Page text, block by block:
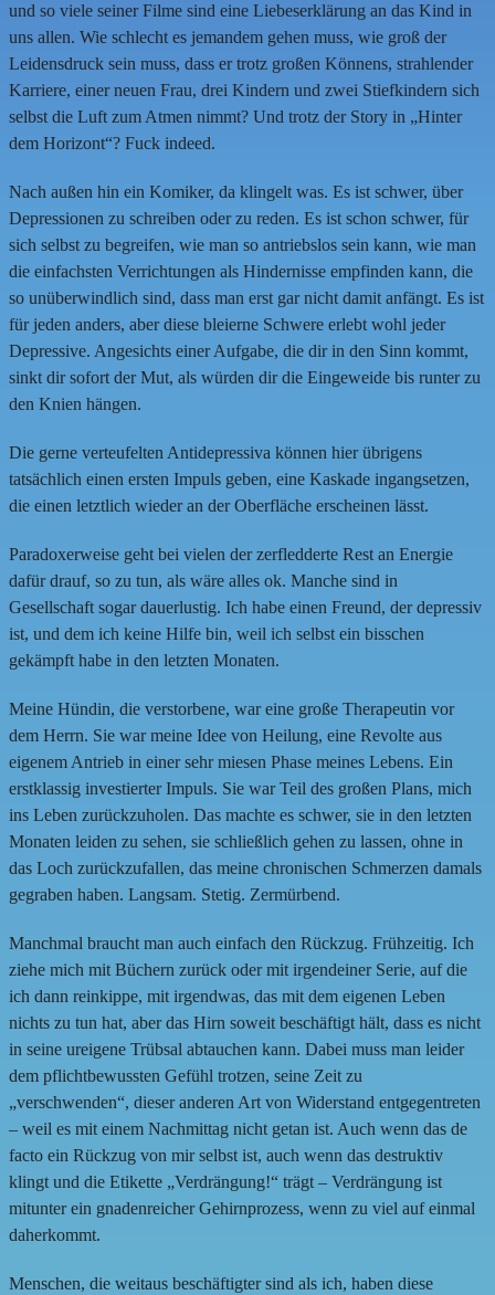
und so viele seiner Filme sind eine Liebeserklärung an das Kind in
uns allen. Wie schlecht es jemandem gehen muss, wie groß der
Leidensdruck sein muss, dass er trotz großen Könnens, strahlender
Karriere, einer neuen Frau, drei Kindern und zwei Stiefkindern sich
selbst die Luft zum Atmen nimmt? Und trotz der Story in „Hinter
dem Horizont“? Fuck indeed.
Nach außen hin ein Komiker, da klingelt was. Es ist schwer, über
Depressionen zu schreiben oder zu reden. Es ist schon schwer, für
sich selbst zu begreifen, wie man so antriebslos sein kann, wie man
die einfachsten Verrichtungen als Hindernisse empfinden kann, die
so unüberwindlich sind, dass man erst gar nicht damit anfängt. Es ist
für jeden anders, aber diese bleierne Schwere erlebt wohl jeder
Depressive. Angesichts einer Aufgabe, die dir in den Sinn kommt,
sinkt dir sofort der Mut, als würden dir die Eingeweide bis runter zu
den Knien hängen.
Die gerne verteufelten Antidepressiva können hier übrigens
tatsächlich einen ersten Impuls geben, eine Kaskade ingangsetzen,
die einen letztlich wieder an der Oberfläche erscheinen lässt.
Paradoxerweise geht bei vielen der zerfledderte Rest an Energie
dafür drauf, so zu tun, als wäre alles ok. Manche sind in
Gesellschaft sogar dauerlustig. Ich habe einen Freund, der depressiv
ist, und dem ich keine Hilfe bin, weil ich selbst ein bisschen
gekämpft habe in den letzten Monaten.
Meine Hündin, die verstorbene, war eine große Therapeutin vor
dem Herrn. Sie war meine Idee von Heilung, eine Revolte aus
eigenem Antrieb in einer sehr miesen Phase meines Lebens. Ein
erstklassig investierter Impuls. Sie war Teil des großen Plans, mich
ins Leben zurückzuholen. Das machte es schwer, sie in den letzten
Monaten leiden zu sehen, sie schließlich gehen zu lassen, ohne in
das Loch zurückzufallen, das meine chronischen Schmerzen damals
gegraben haben. Langsam. Stetig. Zermürbend.
Manchmal braucht man auch einfach den Rückzug. Frühzeitig. Ich
ziehe mich mit Büchern zurück oder mit irgendeiner Serie, auf die
ich dann reinkippe, mit irgendwas, das mit dem eigenen Leben
nichts zu tun hat, aber das Hirn soweit beschäftigt hält, dass es nicht
in seine ureigene Trübsal abtauchen kann. Dabei muss man leider
dem pflichtbewussten Gefühl trotzen, seine Zeit zu
„verschwenden“, dieser anderen Art von Widerstand entgegentreten
– weil es mit einem Nachmittag nicht getan ist. Auch wenn das de
facto ein Rückzug von mir selbst ist, auch wenn das destruktiv
klingt und die Etikette „Verdrängung!“ trägt – Verdrängung ist
mitunter ein gnadenreicher Gehirnprozess, wenn zu viel auf einmal
daherkommt.
Menschen, die weitaus beschäftigter sind als ich, haben diese